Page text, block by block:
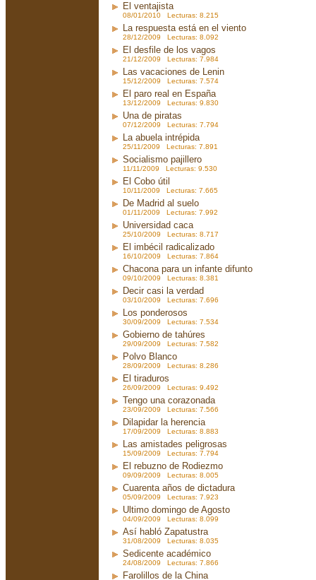
El ventajista
08/01/2010 Lecturas: 8.215
La respuesta está en el viento
28/12/2009 Lecturas: 8.092
El desfile de los vagos
21/12/2009 Lecturas: 7.984
Las vacaciones de Lenin
15/12/2009 Lecturas: 7.574
El paro real en España
13/12/2009 Lecturas: 9.830
Una de piratas
07/12/2009 Lecturas: 7.794
La abuela intrépida
25/11/2009 Lecturas: 7.891
Socialismo pajillero
11/11/2009 Lecturas: 9.530
El Cobo útil
10/11/2009 Lecturas: 7.665
De Madrid al suelo
01/11/2009 Lecturas: 7.992
Universidad caca
25/10/2009 Lecturas: 8.717
El imbécil radicalizado
16/10/2009 Lecturas: 7.864
Chacona para un infante difunto
09/10/2009 Lecturas: 8.381
Decir casi la verdad
03/10/2009 Lecturas: 7.696
Los ponderosos
30/09/2009 Lecturas: 7.534
Gobierno de tahúres
29/09/2009 Lecturas: 7.582
Polvo Blanco
28/09/2009 Lecturas: 8.286
El tiraduros
26/09/2009 Lecturas: 9.492
Tengo una corazonada
23/09/2009 Lecturas: 7.566
Dilapidar la herencia
17/09/2009 Lecturas: 8.883
Las amistades peligrosas
15/09/2009 Lecturas: 7.794
El rebuzno de Rodiezmo
09/09/2009 Lecturas: 8.005
Cuarenta años de dictadura
05/09/2009 Lecturas: 7.923
Ultimo domingo de Agosto
04/09/2009 Lecturas: 8.099
Así habló Zapatustra
31/08/2009 Lecturas: 8.035
Sedicente académico
24/08/2009 Lecturas: 7.866
Farolillos de la China